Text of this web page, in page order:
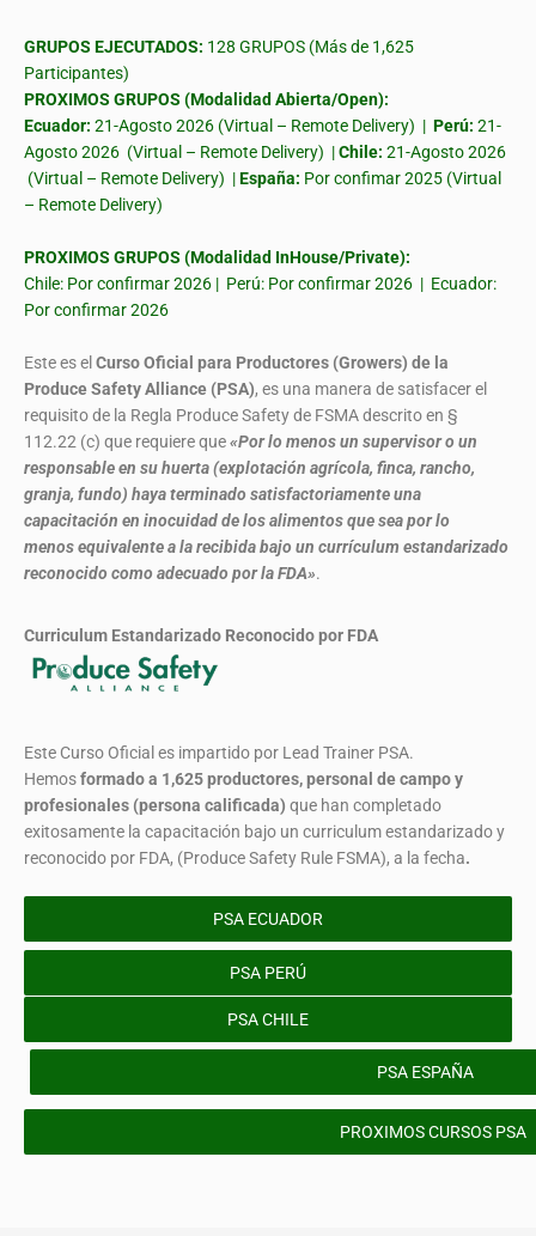
GRUPOS EJECUTADOS: 128 GRUPOS (Más de 1,625
Participantes)
PROXIMOS GRUPOS (Modalidad Abierta/Open):
Ecuador: 21-Agosto 2026 (Virtual – Remote Delivery) | Perú: 21-
Agosto 2026 (Virtual – Remote Delivery) |Chile: 21-Agosto 2026
(Virtual – Remote Delivery) |España: Por confimar 2025 (Virtual
– Remote Delivery)
PROXIMOS GRUPOS (Modalidad InHouse/Private):
Chile: Por confirmar 2026 | Perú: Por confirmar 2026 | Ecuador:
Por confirmar 2026
Este es el Curso Oficial para Productores (Growers) de la
Produce Safety Alliance (PSA), es una manera de satisfacer el
requisito de la Regla Produce Safety de FSMA descrito en §
112.22 (c) que requiere que«Por lo menos un supervisor o un
responsable en su huerta (explotación agrícola, finca, rancho,
granja, fundo) haya terminado satisfactoriamente una
capacitación en inocuidad de los alimentos que sea por lo
menos equivalente a la recibida bajo un currículum estandarizado
reconocido como adecuado por la FDA».
Curriculum Estandarizado Reconocido por FDA
Este Curso Oficial es impartido por Lead Trainer PSA.
Hemosformadoa 1,625 productores, personal de campo y
profesionales (persona calificada) que han completado
exitosamente la capacitación bajo un curriculum estandarizado y
reconocido por FDA, (Produce Safety Rule FSMA), a la fecha.
PSA ECUADOR
PSA PERÚ
PSA CHILE
PSA ESPAÑA
PROXIMOS CURSOS PSA